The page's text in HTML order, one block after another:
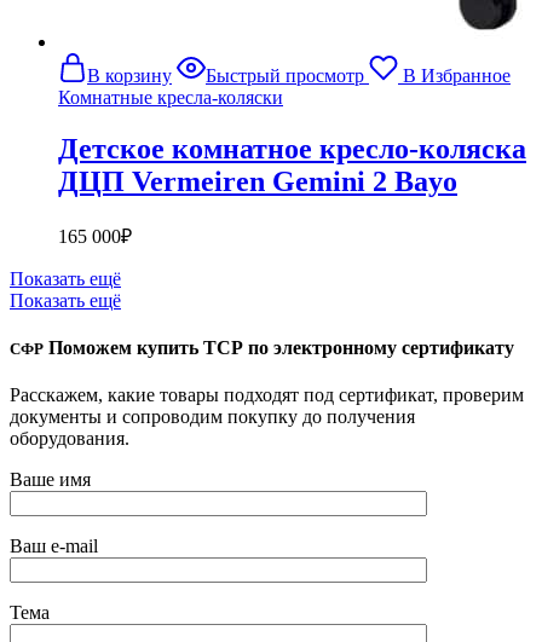
В корзину Быстрый просмотр
В Избранное
Комнатные кресла-коляски
Детское комнатное кресло-коляска
ДЦП Vermeiren Gemini 2 Bayo
165 000₽
Показать ещё
Показать ещё
СФР Поможем купить ТСР по электронному сертификату
Расскажем, какие товары подходят под сертификат, проверим
документы и сопроводим покупку до получения
оборудования.
Ваше имя
Ваш e-mail
Тема